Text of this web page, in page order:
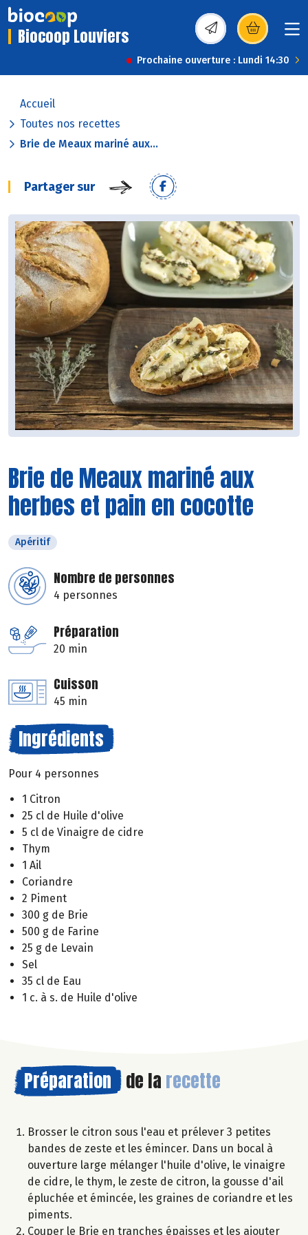
Biocoop Louviers (s’ouvre dans une
Prochaine ouverture : Lundi 14:30
Accueil
Toutes nos recettes
Brie de Meaux mariné aux...
Partager sur
Brie de Meaux mariné aux
herbes et pain en cocotte
Apéritif
Nombre de personnes
4 personnes
Préparation
20 min
Cuisson
45 min
Ingrédients
Pour 4 personnes
1 Citron
25 cl de Huile d'olive
5 cl de Vinaigre de cidre
Thym
1 Ail
Coriandre
2 Piment
300 g de Brie
500 g de Farine
25 g de Levain
Sel
35 cl de Eau
1 c. à s. de Huile d'olive
Préparation de la recette
Brosser le citron sous l'eau et prélever 3 petites
bandes de zeste et les émincer. Dans un bocal à
ouverture large mélanger l'huile d'olive, le vinaigre
de cidre, le thym, le zeste de citron, la gousse d'ail
épluchée et émincée, les graines de coriandre et les
piments.
Couper le Brie en tranches épaisses et les ajouter